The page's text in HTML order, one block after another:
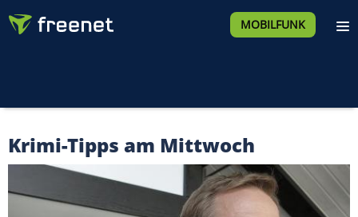
MOBILFUNK
Krimi-Tipps am Mittwoch